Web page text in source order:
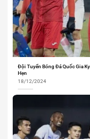
Đội Tuyển Bóng Đá Quốc Gia
Hẹn
18/12/2024